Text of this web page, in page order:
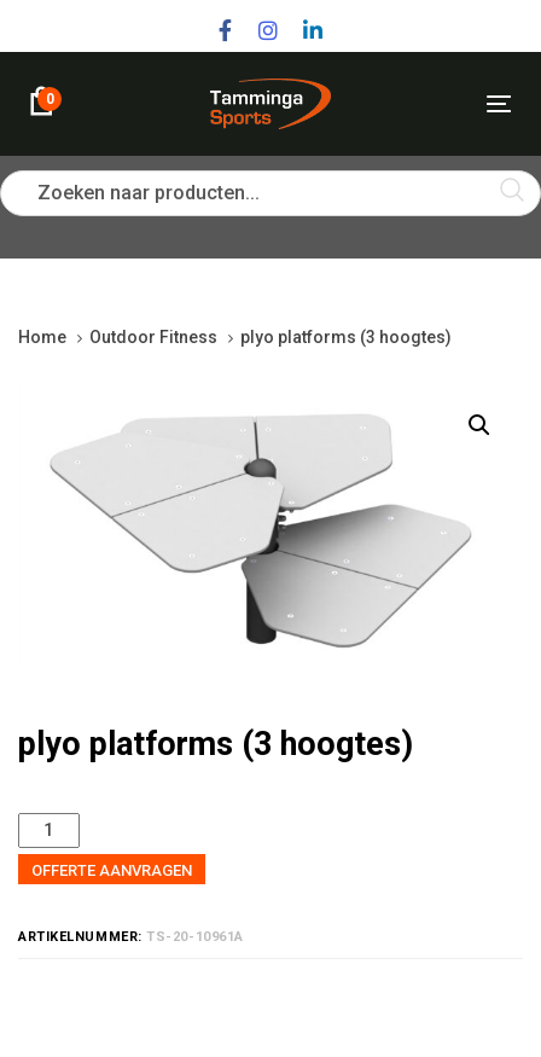
navigation
content
0
Zoeken naar producten...
Home Outdoor Fitness plyo platforms (3 hoogtes)
plyo platforms (3 hoogtes)
hoogtes)
OFFERTE AANVRAGEN
ARTIKELNUMMER:TS-20-10961A